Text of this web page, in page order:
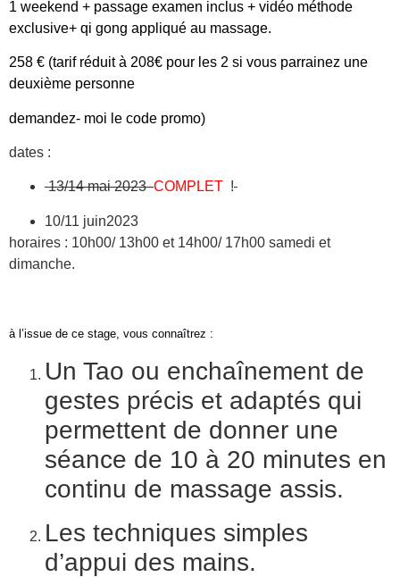
1 weekend + passage examen inclus + vidéo méthode
exclusive+ qi gong appliqué au massage.
258 € (tarif réduit à 208€ pour les 2 si vous parrainez une
deuxième personne
demandez- moi le code promo)
dates :
13/14 mai 2023COMPLET !
10/11 juin2023
horaires : 10h00/ 13h00 et 14h00/ 17h00 samedi et
dimanche.
à l’issue de ce stage, vous connaîtrez :
Un Tao ou enchaînement de
gestes précis et adaptés qui
permettent de donner une
séance de 10 à 20 minutes en
continu de massage assis.
Les techniques simples
d’appui des mains.